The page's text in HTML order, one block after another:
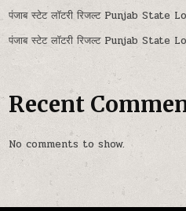
पंजाब स्टेट लॉटरी रिजल्ट Punjab
पंजाब स्टेट लॉटरी रिजल्ट Punjab
Recent
No comments to show.